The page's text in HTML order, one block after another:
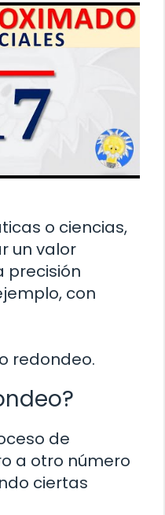
o ciencias,
un valor
precisión
con
redondeo.
de
a otro número
ciertas